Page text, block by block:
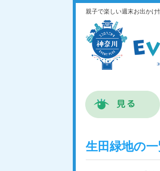
親子で楽しい週末お出かけ
生田緑地の